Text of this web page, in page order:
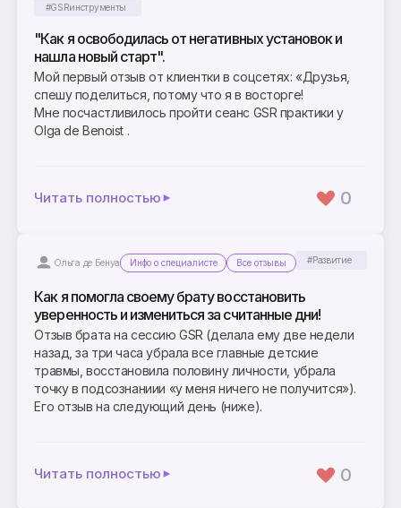
#GSRинструменты
"Как я освободилась от негативных установок и
нашла новый старт".
Мой первый отзыв от клиентки в соцсетях: «Друзья,
спешу поделиться, потому что я в восторге!
Мне посчастливилось пройти сеанс GSR практики у
Olga de Benoist .
Читать полностью 0
Ольга де Бенуа Инфо о специалисте Все отзывы #Развитие
Как я помогла своему брату восстановить
уверенность и измениться за считанные дни!
Отзыв брата на сессию GSR (делала ему две недели
назад, за три часа убрала все главные детские
травмы, восстановила половину личности, убрала
точку в подсознаниии «у меня ничего не получится»).
Его отзыв на следующий день (ниже).
Читать полностью 0